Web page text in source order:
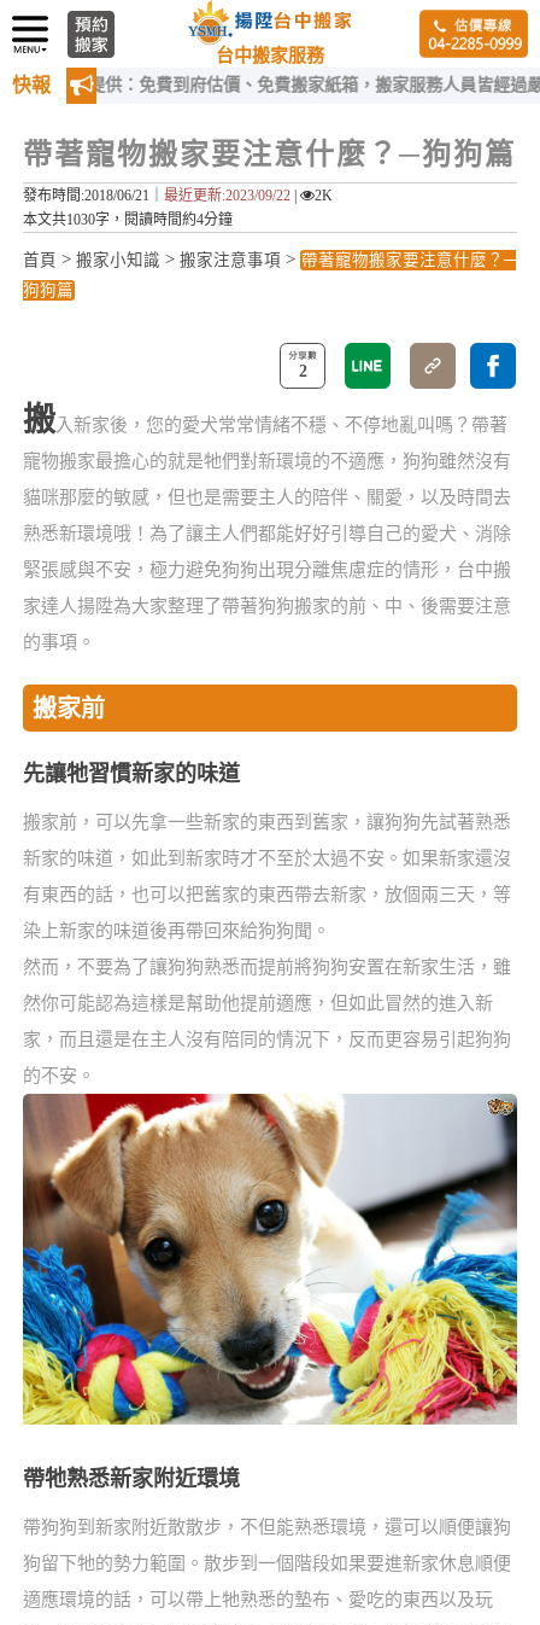
台中搬家服務
快報
供：免費到府估價、免費搬家紙箱，搬家服務人員皆經過嚴格訓練！
帶著寵物搬家要注意什麼？─狗狗篇
發布時間:2018/06/21｜ 最近更新:2023/09/22|
2K
本文共1030字，閱讀時間約4分鐘
首頁 > 搬家小知識 > 搬家注意事項 > 帶著寵物搬家要注意什麼？─
狗狗篇
2
搬入新家後，您的愛犬常常情緒不穩、不停地亂叫嗎？帶著
寵物搬家最擔心的就是牠們對新環境的不適應，狗狗雖然沒有
貓咪那麼的敏感，但也是需要主人的陪伴、關愛，以及時間去
熟悉新環境哦！為了讓主人們都能好好引導自己的愛犬、消除
緊張感與不安，極力避免狗狗出現分離焦慮症的情形，台中搬
家達人揚陞為大家整理了帶著狗狗搬家的前、中、後需要注意
的事項。
搬家前
先讓牠習慣新家的味道
搬家前，可以先拿一些新家的東西到舊家，讓狗狗先試著熟悉
新家的味道，如此到新家時才不至於太過不安。如果新家還沒
有東西的話，也可以把舊家的東西帶去新家，放個兩三天，等
染上新家的味道後再帶回來給狗狗聞。
然而，不要為了讓狗狗熟悉而提前將狗狗安置在新家生活，雖
然你可能認為這樣是幫助他提前適應，但如此冒然的進入新
家，而且還是在主人沒有陪同的情況下，反而更容易引起狗狗
的不安。
帶牠熟悉新家附近環境
帶狗狗到新家附近散散步，不但能熟悉環境，還可以順便讓狗
狗留下牠的勢力範圍。散步到一個階段如果要進新家休息順便
適應環境的話，可以帶上牠熟悉的墊布、愛吃的東西以及玩